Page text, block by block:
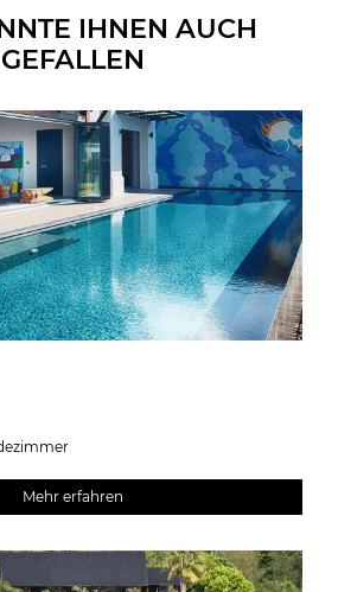
IHNEN AUCH
GEFALLEN
Mehr erfahren